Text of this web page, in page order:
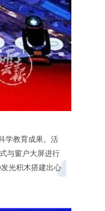
学教育成果。活
与窗户大屏进行
光积木搭建出心